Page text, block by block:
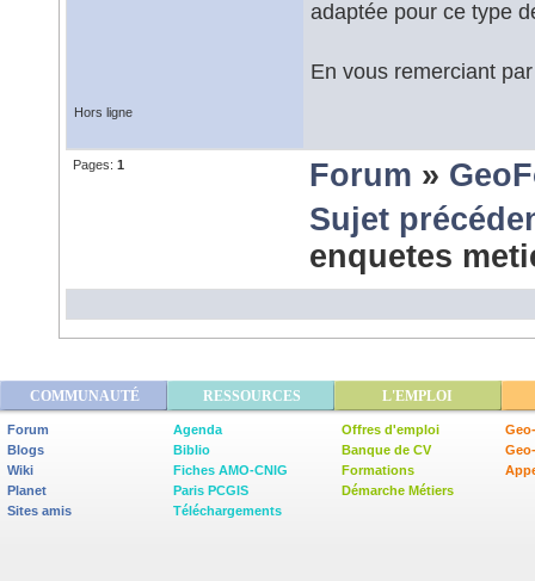
adaptée pour ce type
En vous remerciant
Hors ligne
Pages: 1 Forum »
Sujet
enquetes
COMMUNAUTÉ RESSOURCES L'EMPLOI
Forum
Blogs
Wiki
Planet
Sites amis
Agenda
Biblio
Fiches AMO-CNIG
Paris PCGIS
Téléchargements
Offres d'emploi
Banque de CV
Formations
Démarche Métiers